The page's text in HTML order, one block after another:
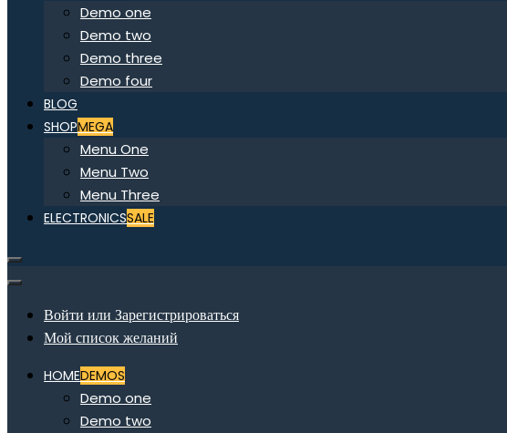
Demo one
Demo two
Demo three
Demo four
BLOG
SHOPMEGA
Menu One
Menu Two
Menu Three
ELECTRONICSSALE
Войти или Зарегистрироваться
Мой список желаний
HOMEDEMOS
Demo one
Demo two